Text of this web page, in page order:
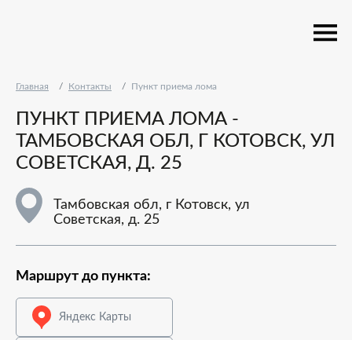
Главная Контакты Пункт приема лома
ПУНКТ ПРИЕМА ЛОМА -
ТАМБОВСКАЯ ОБЛ, Г КОТОВСК, УЛ
СОВЕТСКАЯ, Д. 25
Тамбовская обл, г Котовск, ул
Советская, д. 25
Маршрут до пункта:
Яндекс Карты